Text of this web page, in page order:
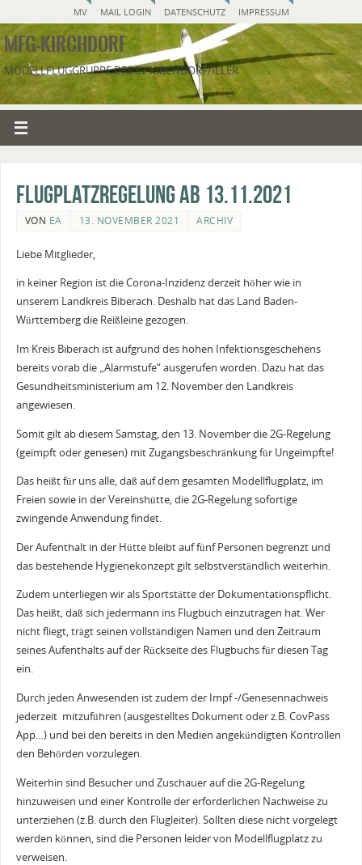
MV MAIL LOGIN DATENSCHUTZ IMPRESSUM
MFG-KIRCHDORF
MODELLFLUGGRUPPE DES SV KIRCHDORF/ILLER
Flugplatzregelung ab 13.11.2021
VON EA 13. NOVEMBER 2021 ARCHIV
Liebe Mitglieder,
in keiner Region ist die Corona-Inzidenz derzeit höher wie in
unserem Landkreis Biberach. Deshalb hat das Land Baden-
Württemberg die Reißleine gezogen.
Im Kreis Biberach ist aufgrund des hohen Infektionsgeschehens
bereits vorab die „Alarmstufe“ ausgerufen worden. Dazu hat das
Gesundheitsministerium am 12. November den Landkreis
angewiesen.
Somit gilt ab diesem Samstag, den 13. November die 2G-Regelung
(geimpft oder genesen) mit Zugangsbeschränkung für Ungeimpfte!
Das heißt für uns alle, daß auf dem gesamten Modellflugplatz, im
Freien sowie in der Vereinshütte, die 2G-Regelung sofortige
zwingende Anwendung findet.
Der Aufenthalt in der Hütte bleibt auf fünf Personen begrenzt und
das bestehende Hygienekonzept gilt selbstverständlich weiterhin.
Zudem unterliegen wir als Sportstätte der Dokumentationspflicht.
Das heißt, daß sich jedermann ins Flugbuch einzutragen hat. Wer
nicht fliegt, trägt seinen vollständigen Namen und den Zeitraum
seines Aufenthalts auf der Rückseite des Flugbuchs für diesen Tag
ein.
Durch jeden Anwesenden ist zudem der Impf -/Genesennachweis
jederzeit mitzuführen (ausgestelltes Dokument oder z.B. CovPass
App…) und bei den bereits in den Medien angekündigten Kontrollen
den Behörden vorzulegen.
Weiterhin sind Besucher und Zuschauer auf die 2G-Regelung
hinzuweisen und einer Kontrolle der erforderlichen Nachweise zu
unterziehen (z.B. durch den Flugleiter). Sollten diese nicht vorgelegt
werden können, sind die Personen leider von Modellflugplatz zu
verweisen.